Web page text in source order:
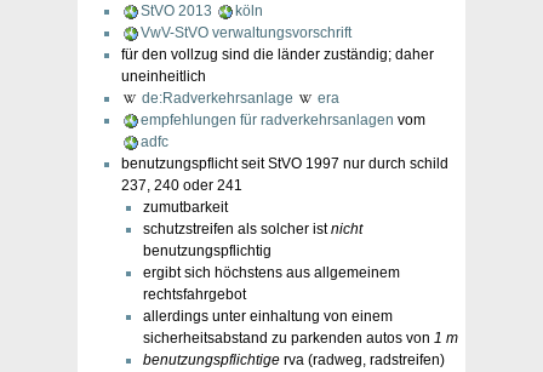
StVO 2013
köln
VwV-StVO verwaltungsvorschrift
für den vollzug sind die länder zuständig; daher
uneinheitlich
de:Radverkehrsanlage
era
empfehlungen für radverkehrsanlagen vom
adfc
benutzungspflicht seit StVO 1997 nur durch schild
237, 240 oder 241
zumutbarkeit
schutzstreifen als solcher istnicht
benutzungspflichtig
ergibt sich höchstens aus allgemeinem
rechtsfahrgebot
allerdings unter einhaltung von einem
sicherheitsabstand zu parkenden autos von 1 m
benutzungspflichtige rva (radweg, radstreifen)